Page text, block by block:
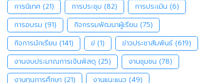
การนิเทศ (21) การประชุม (82) การประเมิน (6)
การอบรม (91) กิจกรรมพัฒนาผู้เรียน (75)
กิจการนักเรียน (141) ข่ (1) ข่าวประชาสัมพันธ์ (619)
งานงบประมาณการเงินพัสดุ (25) งานชุมชน (78)
งานทุนการศึกษา (21) งานแนะแนว (49)